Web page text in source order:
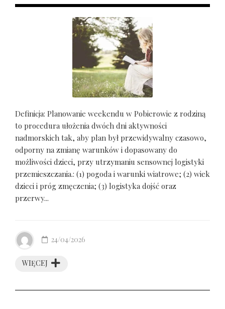
Definicja: Planowanie weekendu w Pobierowie z rodziną
to procedura ułożenia dwóch dni aktywności
nadmorskich tak, aby plan był przewidywalny czasowo,
odporny na zmianę warunków i dopasowany do
możliwości dzieci, przy utrzymaniu sensownej logistyki
przemieszczania.: (1) pogoda i warunki wiatrowe; (2) wiek
dzieci i próg zmęczenia; (3) logistyka dojść oraz
przerwy...
WIĘCEJ
24/04/2026